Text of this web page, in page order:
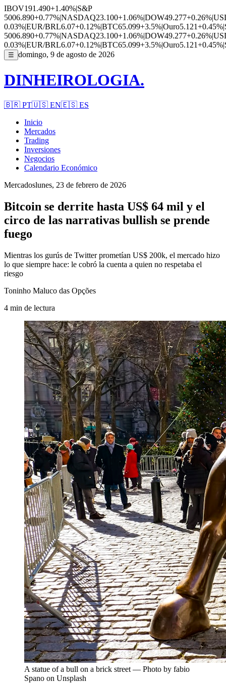
IBOV191.490+1.40%|S&P
5006.890+0.77%|NASDAQ23.100+1.06%|DOW49.277+0.26%|
0.03%|EUR/BRL6.07+0.12%|BTC65.099+3.5%|Ouro5.121+0.45%|
5006.890+0.77%|NASDAQ23.100+1.06%|DOW49.277+0.26%|
0.03%|EUR/BRL6.07+0.12%|BTC65.099+3.5%|Ouro5.121+0.45%|
☰ domingo, 9 de agosto de 2026
DINHEIROLOGIA.
🇧🇷 PT🇺🇸 EN🇪🇸 ES
Inicio
Mercados
Trading
Inversiones
Negocios
Calendario Económico
Mercadoslunes, 23 de febrero de 2026
Bitcoin se derrite hasta US$ 64 mil y el
circo de las narrativas bullish se prende
fuego
Mientras los gurús de Twitter prometían US$ 200k, el mercado hizo
lo que siempre hace: le cobró la cuenta a quien no respetaba el
riesgo
Toninho Maluco das Opções
4 min de lectura
A statue of a bull on a brick street — Photo by fabio
Spano on Unsplash